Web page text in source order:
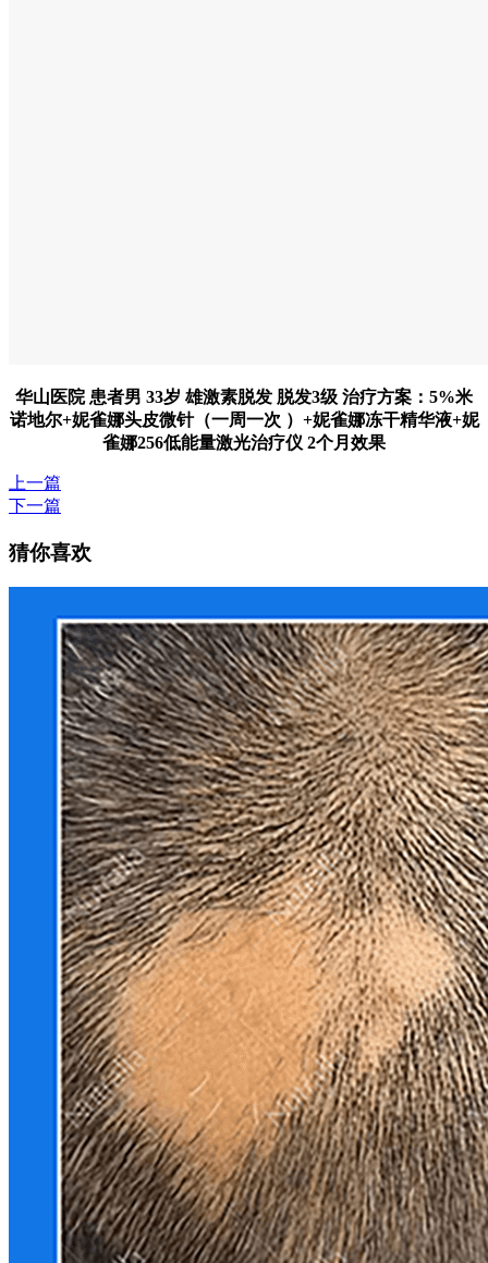
华山医院 患者男 33岁 雄激素脱发 脱发3级 治疗方案：5%米
诺地尔+妮雀娜头皮微针（一周一次 ）+妮雀娜冻干精华液+妮
雀娜256低能量激光治疗仪 2个月效果
上一篇
下一篇
猜你喜欢